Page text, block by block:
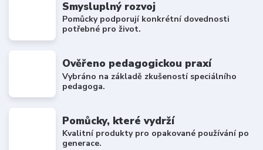
Smysluplný rozvoj
Pomůcky podporují konkrétní dovednosti
potřebné pro život.
Ověřeno pedagogickou praxí
Vybráno na základě zkušeností speciálního
pedagoga.
Pomůcky, které vydrží
Kvalitní produkty pro opakované používání po
generace.